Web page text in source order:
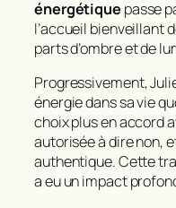
énergétique passe
l’accueil bienveillant
parts d’ombre et de
Progressivement,
énergie dans sa vie
choix plus en accord
autorisée à dire non,
authentique. Cette
a eu un impact